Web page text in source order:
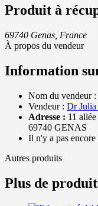
Produit à
69740 Genas, France
À propos du vendeur
Information
Nom du vendeur :
Vendeur : Dr Julia
Adresse : 11
69740 GENAS
Il n'y a pas
Autres produits
Plus de